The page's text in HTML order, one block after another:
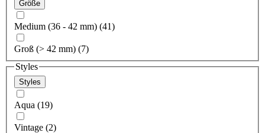
Größe
Medium (36 - 42 mm) (41)
Groß (> 42 mm) (7)
Styles
Styles
Aqua (19)
Vintage (2)